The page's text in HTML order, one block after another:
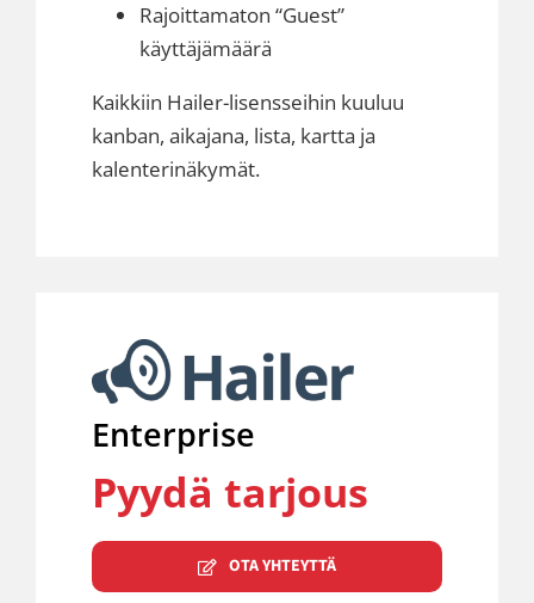
Rajoittamaton “Guest”
käyttäjämäärä
Kaikkiin Hailer-lisensseihin kuuluu
kanban, aikajana, lista, kartta ja
kalenterinäkymät.
Enterprise
Pyydä tarjous
OTA YHTEYTTÄ